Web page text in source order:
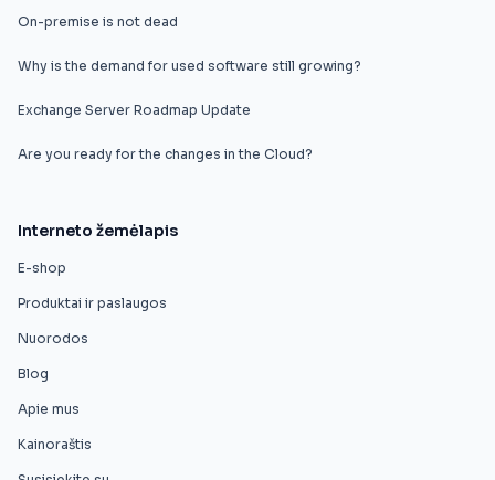
On-premise is not dead
Why is the demand for used software still growing?
Exchange Server Roadmap Update
Are you ready for the changes in the Cloud?
Interneto žemėlapis
E-shop
Produktai ir paslaugos
Nuorodos
Blog
Apie mus
Kainoraštis